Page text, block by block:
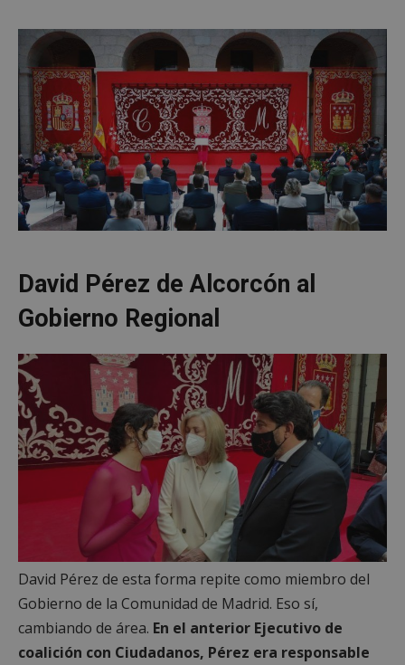
David Pérez de Alcorcón al
Gobierno Regional
David Pérez de esta forma repite como miembro del
Gobierno de la Comunidad de Madrid. Eso sí,
cambiando de área. En el anterior Ejecutivo de
coalición con Ciudadanos, Pérez era responsable